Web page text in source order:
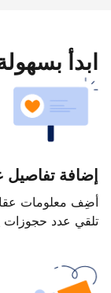
ابدأ
إضافة تفاصيل
أضِف معلومات
تلقي عدد حجوزات